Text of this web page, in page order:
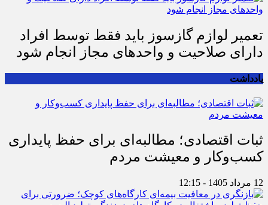
تعمیر لوازم گازسوز باید فقط توسط افراد
دارای صلاحیت و واحدهای مجاز انجام شود
یادداشت
ثبات اقتصادی؛ مطالبه‌ای برای حفظ پایداری
کسب‌وکار و معیشت مردم
12 مرداد 1405 - 12:15